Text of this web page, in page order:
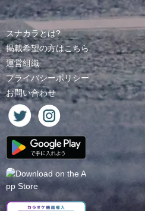
スナカラとは?
掲載希望の方はこちら
運営組織
プライバシーポリシー
お問い合わせ